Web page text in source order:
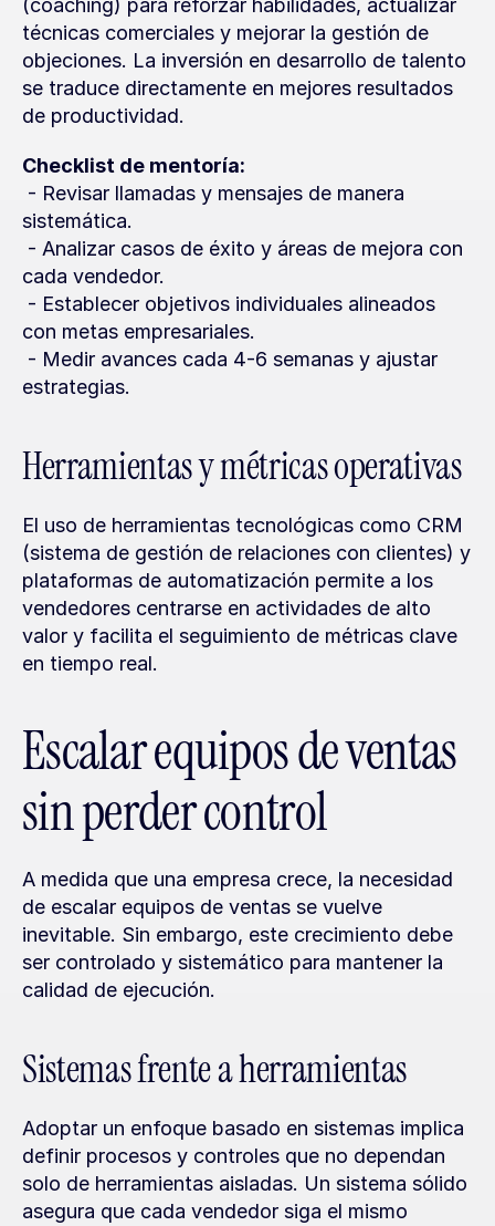
(coaching) para reforzar habilidades, actualizar
técnicas comerciales y mejorar la gestión de
objeciones. La inversión en desarrollo de talento
se traduce directamente en mejores resultados
de productividad.
Checklist de mentoría:
sistemática.
cada vendedor.
con metas empresariales.
estrategias.
Herramientas y métricas operativas
El uso de herramientas tecnológicas como CRM
(sistema de gestión de relaciones con clientes) y
plataformas de automatización permite a los
vendedores centrarse en actividades de alto
valor y facilita el seguimiento de métricas clave
en tiempo real.
Escalar equipos de ventas
sin perder control
A medida que una empresa crece, la necesidad
de escalar equipos de ventas se vuelve
inevitable. Sin embargo, este crecimiento debe
ser controlado y sistemático para mantener la
calidad de ejecución.
Sistemas frente a herramientas
Adoptar un enfoque basado en sistemas implica
definir procesos y controles que no dependan
solo de herramientas aisladas. Un sistema sólido
asegura que cada vendedor siga el mismo